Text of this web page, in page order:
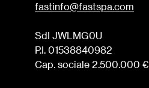
fastinfo@fastspa.com
SdI JWLMG0U
P.I. 01538840982
Cap. sociale 2.500.000 €